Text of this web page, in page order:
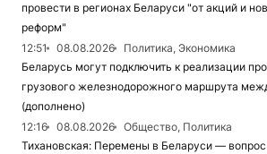
провести в регионах Беларуси "от акций и
реформ"
12:51
08.08.2026
Политика, Экономика
Беларусь могут подключить к реализации
грузового железнодорожного маршрута
(дополнено)
12:16
08.08.2026
Общество, Политика
Тихановская: Перемены в Беларуси —